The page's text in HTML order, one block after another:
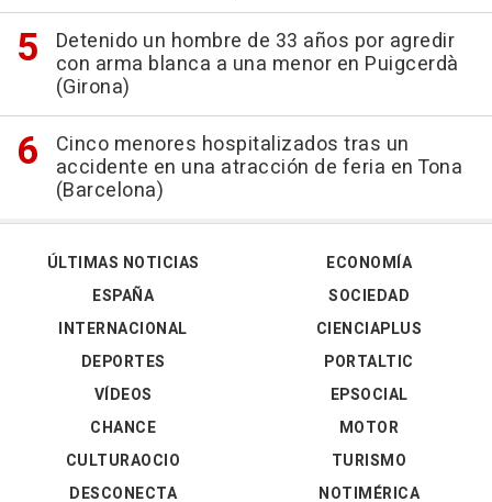
Detenido un hombre de 33 años por agredir
con arma blanca a una menor en Puigcerdà
(Girona)
Cinco menores hospitalizados tras un
accidente en una atracción de feria en Tona
(Barcelona)
ÚLTIMAS NOTICIAS
ESPAÑA
INTERNACIONAL
DEPORTES
VÍDEOS
ECONOMÍA
SOCIEDAD
CIENCIAPLUS
PORTALTIC
EPSOCIAL
CHANCE
CULTURAOCIO
DESCONECTA
MOTOR
TURISMO
NOTIMÉRICA